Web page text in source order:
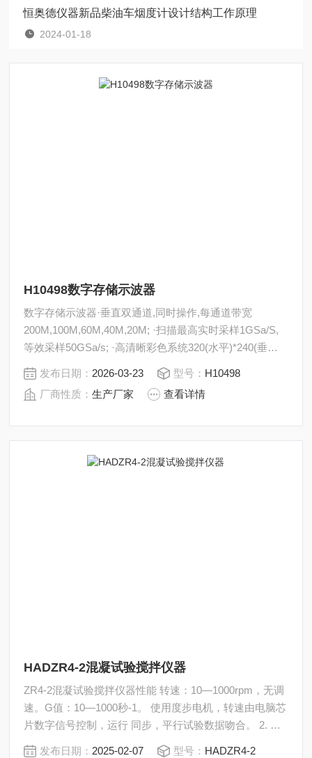
恒奥德仪器新品柴油车烟度计设计结构工作原理
2024-01-18
H10498数字存储示波器
数字存储示波器·垂直双通道,同时操作,每通道带宽
200M,100M,60M,40M,20M; ·扫描最高实时采样1GSa/S,
等效采样50GSa/s; ·高清晰彩色系统320(水平)*240(垂直)
点; ·支持USB存储系统和打印机,RJ45网口,RS232接口; ·
具备延迟扫描功能,时间可缩小; ·自动测量多种波形参数; ·
波形记录和回放功能;
发布日期： 2026-03-23 型号： H10498
厂商性质：生产厂家 查看详情
HADZR4-2混凝试验搅拌仪器
ZR4-2混凝试验搅拌仪器性能 转速：10—1000rpm，无调
速。G值：10—1000秒-1。 使用度步电机，转速由电脑芯
片数字信号控制，运行 同步，平行试验数据吻合。 2. 每
个程序可运行十段不同转速，每段运行时间：0-99分59
发布日期： 2025-02-07 型号： HADZR4-2